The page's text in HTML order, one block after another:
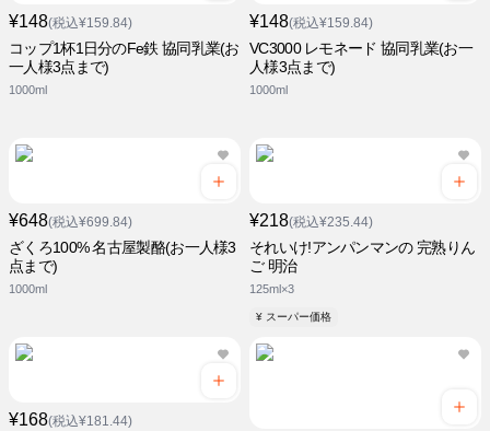
¥148(税込¥159.84)
コップ1杯1日分のFe鉄 協同乳業(お
一人様3点まで)
1000ml
¥148(税込¥159.84)
VC3000 レモネード 協同乳業(お一
人様3点まで)
1000ml
¥648(税込¥699.84)
ざくろ100% 名古屋製酪(お一人様3
点まで)
1000ml
¥218(税込¥235.44)
それいけ!アンパンマンの 完熟りん
ご 明治
125ml×3
¥ スーパー価格
¥168(税込¥181.44)